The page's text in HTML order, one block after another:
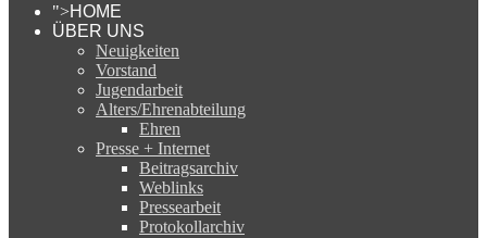
">HOME
ÜBER UNS
Neuigkeiten
Vorstand
Jugendarbeit
Alters/Ehrenabteilung
Ehren
Presse + Internet
Beitragsarchiv
Weblinks
Pressearbeit
Protokollarchiv